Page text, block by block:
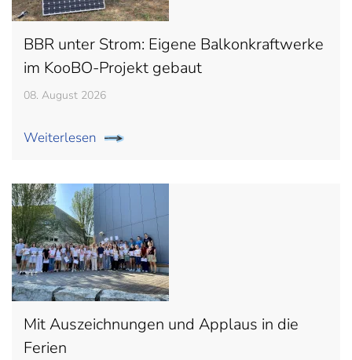
BBR unter Strom: Eigene Balkonkraftwerke
im KooBO-Projekt gebaut
08. August 2026
Weiterlesen
Mit Auszeichnungen und Applaus in die
Ferien